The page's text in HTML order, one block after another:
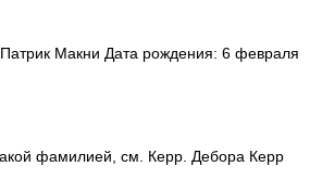
Макни Дата рождения: 6 февраля
фамилией, см. Керр. Дебора Керр